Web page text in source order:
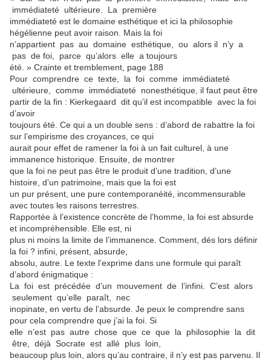
immédiateté ultérieure. La première
immédiateté est le domaine esthétique et ici la philosophie
hégélienne peut avoir raison. Mais la foi
n’appartient pas au domaine esthétique, ou alors il n’y a
pas de foi, parce qu’alors elle a toujours
été. » Crainte et tremblement, page 188
Pour comprendre ce texte, la foi comme immédiateté
ultérieure, comme immédiateté nonesthétique, il faut peut être
partir de la fin : Kierkegaard dit qu’il est incompatible avec la foi
d’avoir
toujours été. Ce qui a un double sens : d’abord de rabattre la foi
sur l’empirisme des croyances, ce qui
aurait pour effet de ramener la foi à un fait culturel, à une
immanence historique. Ensuite, de montrer
que la foi ne peut pas être le produit d’une tradition, d’une
histoire, d’un patrimoine, mais que la foi est
un pur présent, une pure contemporanéité, incommensurable
avec toutes les raisons terrestres.
Rapportée à l’existence concrète de l’homme, la foi est absurde
et incompréhensible. Elle est, ni
plus ni moins la limite de l’immanence. Comment, dés lors définir
la foi ? infini, présent, absurde,
absolu, autre. Le texte l’exprime dans une formule qui paraît
d’abord énigmatique :
La foi est précédée d’un mouvement de l’infini. C’est alors
seulement qu’elle paraît, nec
inopinate, en vertu de l’absurde. Je peux le comprendre sans
pour cela comprendre que j’ai la foi. Si
elle n’est pas autre chose que ce que la philosophie la dit
être, déjà Socrate est allé plus loin,
beaucoup plus loin, alors qu’au contraire, il n’y est pas parvenu. Il